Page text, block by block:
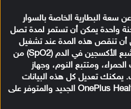
بينما لم تكشف OnePlus عن سعة البطارية الخاصة بالسوار
واحدة يمكن أن تستمر لمدة تصل
يمكن أن تنقص هذه المدة عند تشغيل
بعض الميزات، مثل تتبع تشبع الأكسجين في الدم (SpO2) من
ومتتبع النوم، وجهاز
يمكنك تعديل كل هذه البيانات
وتتبعها من خلال تطبيق OnePlus Health الجديد والمتوفر على